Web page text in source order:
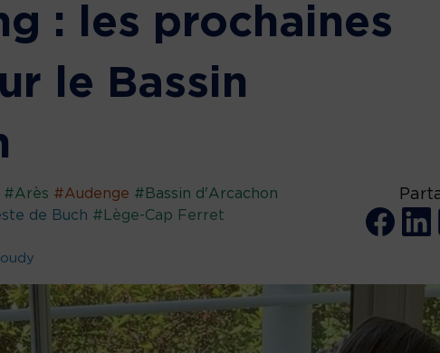
: les prochaines
le Bassin
#Arès #Audenge #Bassin d'Arcachon
de Buch #Lège-Cap Ferret